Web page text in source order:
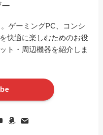
ゲーミングPC、コンシ
快適に楽しむためのお役
ト・周辺機器を紹介しま